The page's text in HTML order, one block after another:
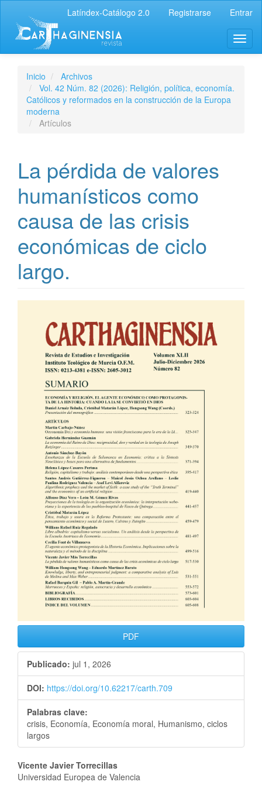
Latíndex-Catálogo 2.0 Registrarse Entrar
Inicio
Archivos
Vol. 42 Núm. 82 (2026): Religión, política, economía.
Católicos y reformados en la construcción de la Europa
moderna
Artículos
La pérdida de valores
humanísticos como
causa de las crisis
económicas de ciclo
largo.
PDF
Publicado: jul 1, 2026
DOI: https://doi.org/10.62217/carth.709
Palabras clave:
crisis, Economía, Economía moral, Humanismo, ciclos
largos
Vicente Javier Torrecillas
Universidad Europea de Valencia